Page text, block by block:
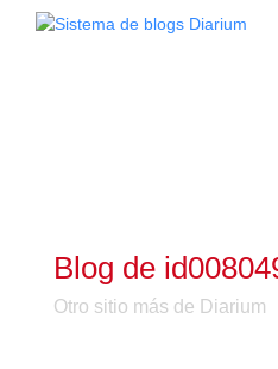
Blog de
Otro sitio más de Diarium